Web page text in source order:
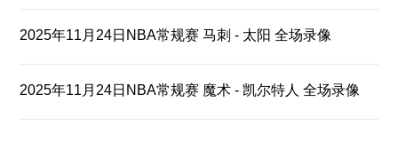
2025年11月24日NBA常规赛 马刺 - 太阳 全场录像
2025年11月24日NBA常规赛 魔术 - 凯尔特人 全场录像